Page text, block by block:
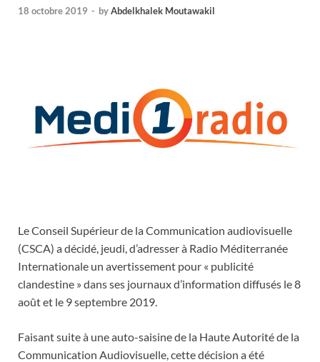
18 octobre 2019 - byAbdelkhalek Moutawakil
Le Conseil Supérieur de la Communication audiovisuelle
(CSCA) a décidé, jeudi, d’adresser à Radio Méditerranée
Internationale un avertissement pour « publicité
clandestine » dans ses journaux d’information diffusés le 8
août et le 9 septembre 2019.
Faisant suite à une auto-saisine de la Haute Autorité de la
Communication Audiovisuelle, cette décision a été